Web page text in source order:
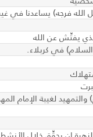
الله فرجه) يساعدنا في
يفتِّش عن الله
السلام) في كربلاء.
لغيبة الإمام